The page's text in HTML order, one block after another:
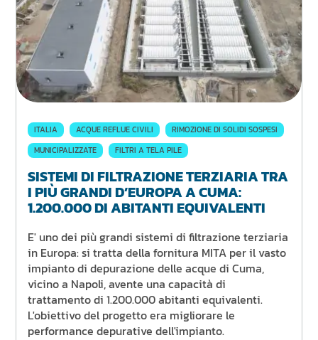
ITALIA ACQUE REFLUE CIVILI
RIMOZIONE DI SOLIDI SOSPESI
MUNICIPALIZZATE
FILTRI A TELA PILE
SISTEMI DI FILTRAZIONE TERZIARIA TRA
I PIÙ GRANDI D’EUROPA A CUMA:
1.200.000 DI ABITANTI EQUIVALENTI
E' uno dei più grandi sistemi di filtrazione terziaria
in Europa: si tratta della fornitura MITA per il vasto
impianto di depurazione delle acque di Cuma,
vicino a Napoli, avente una capacità di
trattamento di 1.200.000 abitanti equivalenti.
L'obiettivo del progetto era migliorare le
performance depurative dell'impianto.